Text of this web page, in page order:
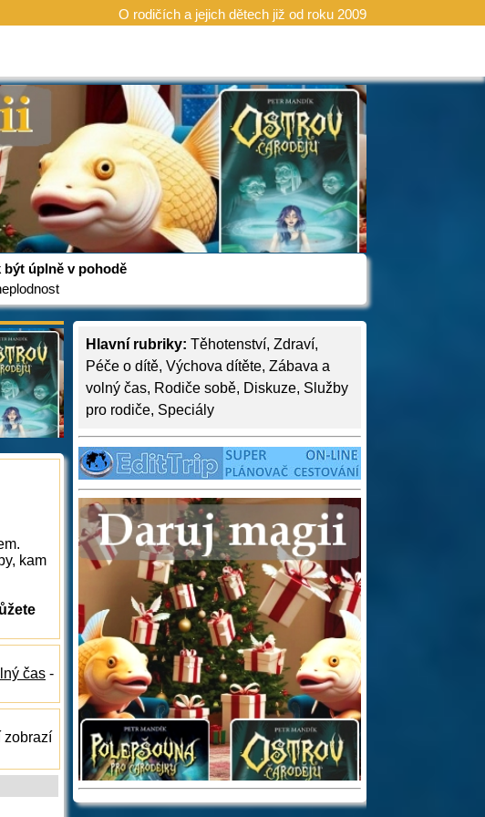
O rodičích a jejich dětech již od roku 2009
být úplně v pohodě
Hlavní rubriky: Těhotenství, Zdraví,
Péče o dítě, Výchova dítěte, Zábava a
volný čas, Rodiče sobě, Diskuze, Služby
pro rodiče, Speciály
kam
čas -
zobrazí